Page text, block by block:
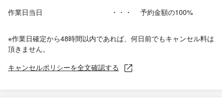
作業日当日
・・・ 予約金額の100%
※作業日確定から48時間以内であれば、何日前でもキャンセル料は
頂きません。
キャンセルポリシーを全文確認する